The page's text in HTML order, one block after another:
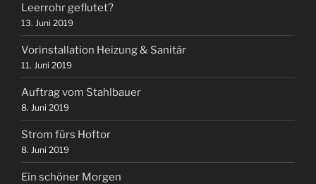
Leerrohr geflutet?
13. Juni 2019
Vorinstallation Heizung & Sanitär
11. Juni 2019
Auftrag vom Stahlbauer
8. Juni 2019
Strom fürs Hoftor
8. Juni 2019
Ein schöner Morgen